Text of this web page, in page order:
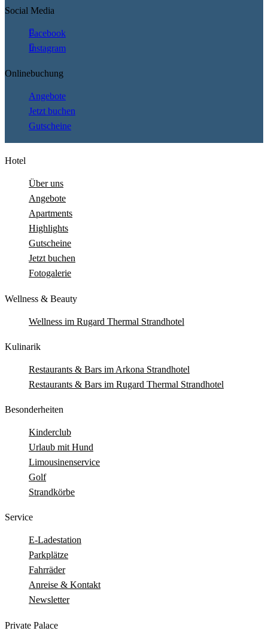
Social Media
Facebook
Instagram
Onlinebuchung
Angebote
Jetzt buchen
Gutscheine
Hotel
Über uns
Angebote
Apartments
Highlights
Gutscheine
Jetzt buchen
Fotogalerie
Wellness & Beauty
Wellness im Rugard Thermal Strandhotel
Kulinarik
Restaurants & Bars im Arkona Strandhotel
Restaurants & Bars im Rugard Thermal Strandhotel
Besonderheiten
Kinderclub
Urlaub mit Hund
Limousinenservice
Golf
Strandkörbe
Service
E-Ladestation
Parkplätze
Fahrräder
Anreise & Kontakt
Newsletter
Private Palace